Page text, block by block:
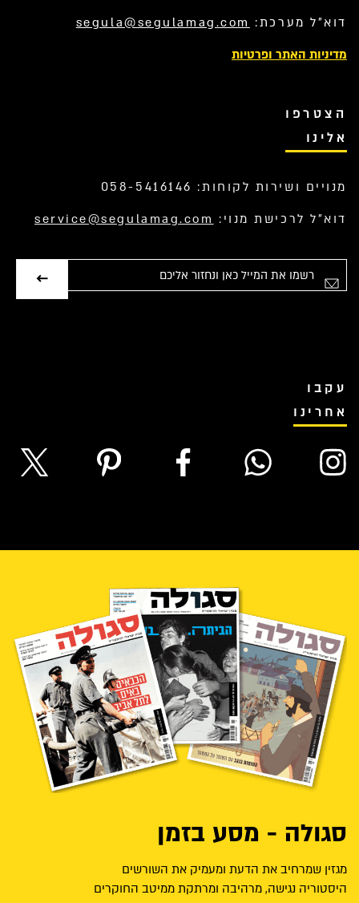
דוא”ל מערכת: segula@segulamag.com
מדיניות האתר ופרטיות
הצטרפו
אלינו
מנויים ושירות לקוחות: 058-5416146
דוא”ל לרכישת מנוי: service@segulamag.com
אימייל
עקבו
אחרינו
סגולה - מסע בזמן
מגזין שמרחיב את הדעת ומעמיק את השורשים
היסטוריה נגישה, מרהיבה ומרתקת ממיטב החוקרים